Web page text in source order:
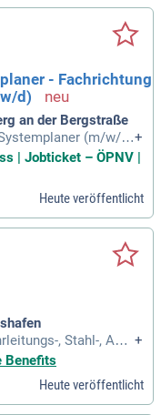
- Fachrichtung
d)
an der Bergstraße
(m/w/d)
2027! Du ko
Aluminium und Fein
Software sowi
deiner 3,5-jährige
Maybach-Schule
und Ba
oder höherer Ab
Technik und Inf
an bautechni
jetzt!
+
| Jobticket – ÖPNV |
Heute veröffentlicht
, Stahl-, Anla
und Tortechnik bis z
+
Benefits
Heute veröffentlicht